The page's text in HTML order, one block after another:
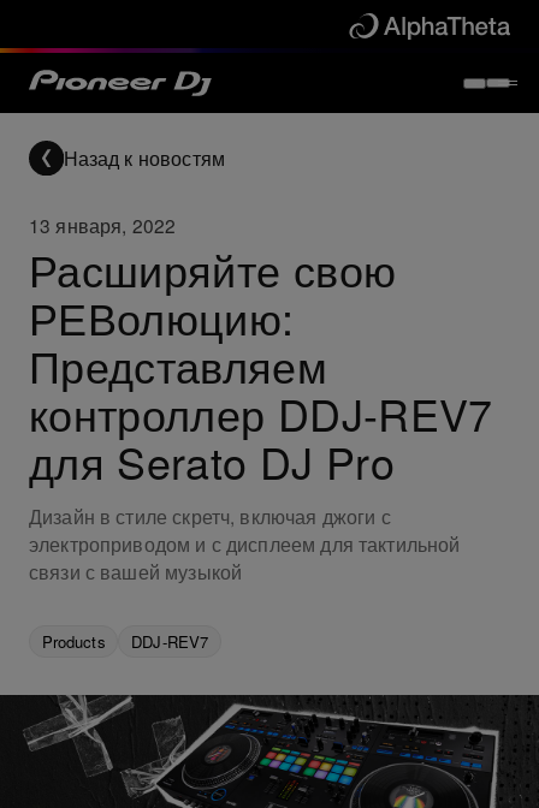
Назад к новостям
13 января, 2022
Расширяйте свою
РЕВолюцию:
Представляем
контроллер DDJ-REV7
для Serato DJ Pro
Дизайн в стиле скретч, включая джоги с
электроприводом и с дисплеем для тактильной
связи с вашей музыкой
Products DDJ-REV7